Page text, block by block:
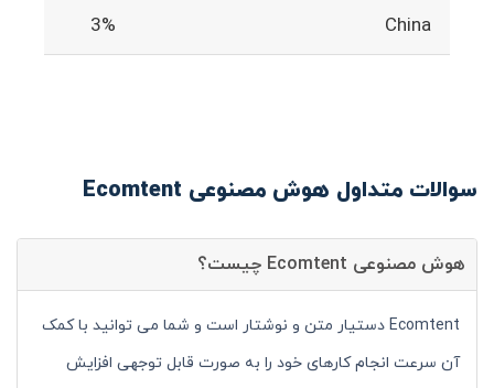
China
3%
سوالات متداول هوش مصنوعی Ecomtent
هوش مصنوعی Ecomtent چیست؟
Ecomtent دستیار متن و نوشتار است و شما می توانید با کمک
آن سرعت انجام کارهای خود را به صورت قابل توجهی افزایش